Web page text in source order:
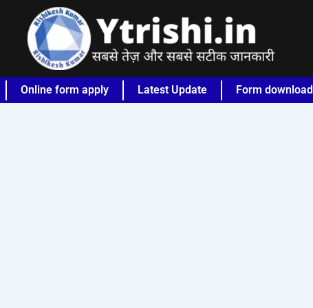
Online form apply Latest Update Form download